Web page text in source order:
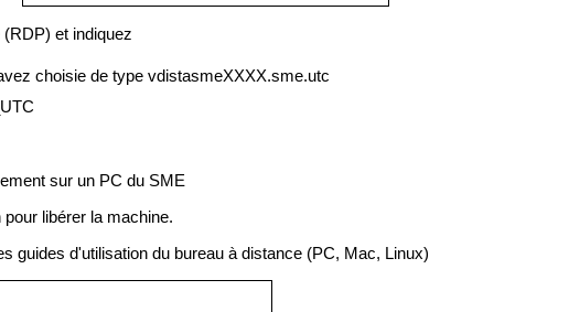
et indiquez
choisie de type vdistasmeXXXX.sme.utc
sur un PC du SME
libérer la machine.
guides d'utilisation du bureau à distance (PC, Mac, Linux)